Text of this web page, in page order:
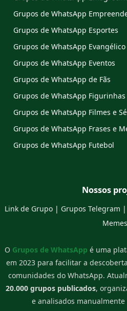
Grupos de WhatsApp
Grupos de WhatsApp Esportes
Grupos de WhatsApp Evangélico
Grupos de WhatsApp Eventos
Grupos de WhatsApp de Fãs
Grupos de WhatsApp Figurinhas
Grupos de WhatsApp Filmes e
Grupos de WhatsApp Frases e
Grupos de WhatsApp Futebol
Nossos
Link de Grupo | Grupos Telegram |
Memes
O Grupos de WhatsApp é uma
em 2023 para facilitar a
comunidades do WhatsApp.
20.000 grupos publicados,
e analisados